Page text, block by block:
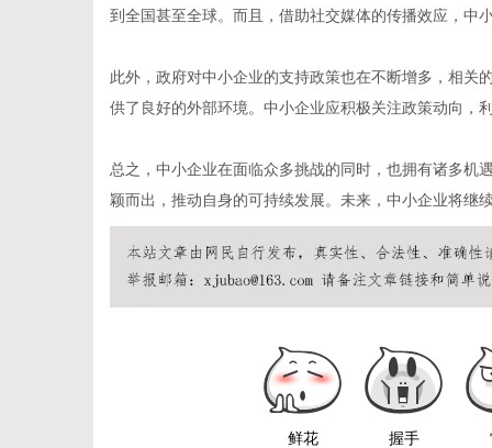
到全国甚至全球。而且，借助社交媒体的传播效应，中
此外，政府对中小企业的支持政策也在不断增多，相关
供了良好的外部环境。中小企业应积极关注政策动向，
总之，中小企业在面临众多挑战的同时，也拥有诸多机
颖而出，推动自身的可持续发展。未来，中小企业将继
鲜花 握手